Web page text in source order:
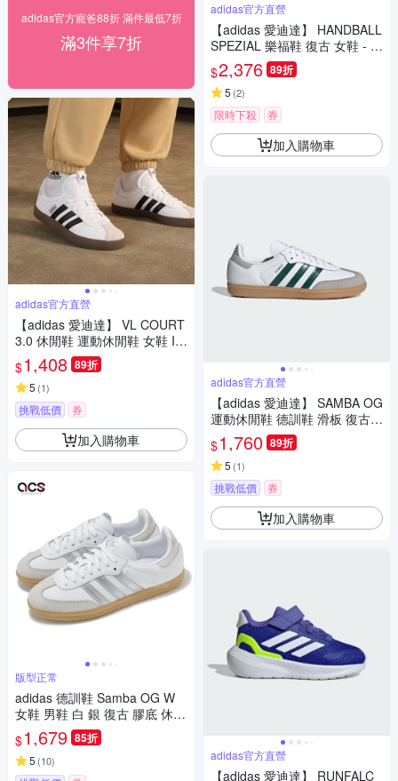
adidas官方寵爸88折 滿件最低7折
滿3件享7折
adidas官方直營
【adidas 愛迪達】 VL COURT
3.0 休閒鞋 運動休閒鞋 女鞋 ID
8797
$1,408 89折
5 (1)
挑戰低價 券
加入購物車
版型正常
adidas 德訓鞋 Samba OG W
女鞋 男鞋 白 銀 復古 膠底 休閒
鞋 愛迪達 JI2725
$1,679 85折
5 (10)
adidas官方直營
【adidas 愛迪達】 HANDBALL
SPEZIAL 樂福鞋 復古 女鞋 - O
riginals KJ2533
$2,376 89折
5 (2)
限時下殺 券
加入購物車
adidas官方直營
【adidas 愛迪達】 SAMBA OG
運動休閒鞋 德訓鞋 滑板 復古
女鞋 - Originals JI2724
$1,760 89折
5 (1)
挑戰低價 券
加入購物車
adidas官方直營
【adidas 愛迪達】 RUNFALC